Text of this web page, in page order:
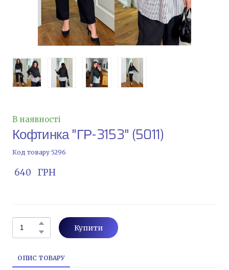
В наявності
Кофтинка "ГР-3153" (5011)
Код товару 5296
640   ГРН
Купити
ОПИС ТОВАРУ